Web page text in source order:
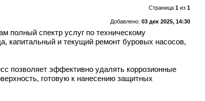
Страница 1из 1
Добавлено: 03 дек 2025, 14:30
полный спектр услуг по техническому
капитальный и текущий ремонт буровых насосов,
позволяет эффективно удалять коррозионные
готовую к нанесению защитных